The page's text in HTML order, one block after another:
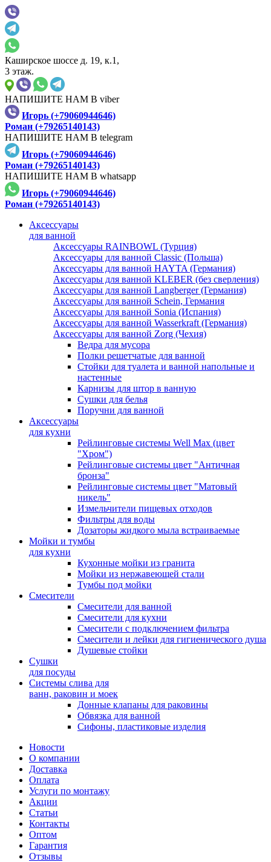
Каширское шоссе д. 19, к.1,
3 этаж.
НАПИШИТЕ НАМ В viber
Игорь (+79060944646)
Роман (+79265140143)
НАПИШИТЕ НАМ В telegram
Игорь (+79060944646)
Роман (+79265140143)
НАПИШИТЕ НАМ В whatsapp
Игорь (+79060944646)
Роман (+79265140143)
Аксессуары
для ванной
Аксессуары RAINBOWL (Турция)
Аксессуары для ванной Classic (Польша)
Аксессуары для ванной HAYTA (Германия)
Аксессуары для ванной KLEBER (без сверления)
Аксессуары для ванной Langberger (Германия)
Аксессуары для ванной Schein, Германия
Аксессуары для ванной Sonia (Испания)
Аксессуары для ванной Wasserkraft (Германия)
Аксессуары для ванной Zorg (Чехия)
Ведра для мусора
Полки решетчатые для ванной
Стойки для туалета и ванной напольные и
настенные
Карнизы для штор в ванную
Сушки для белья
Поручни для ванной
Аксессуары
для кухни
Рейлинговые системы Well Max (цвет
"Хром")
Рейлинговые системы цвет "Античная
бронза"
Рейлинговые системы цвет "Матовый
никель"
Измельчители пищевых отходов
Фильтры для воды
Дозаторы жидкого мыла встраиваемые
Мойки и тумбы
для кухни
Кухонные мойки из гранита
Мойки из нержавеющей стали
Тумбы под мойки
Смесители
Смесители для ванной
Смесители для кухни
Смесители с подключением фильтра
Cмесители и лейки для гигиенического душа
Душевые стойки
Сушки
для посуды
Системы слива для
ванн, раковин и моек
Донные клапаны для раковины
Обвязка для ванной
Сифоны, пластиковые изделия
Новости
О компании
Доставка
Оплата
Услуги по монтажу
Акции
Статьи
Контакты
Оптом
Гарантия
Отзывы